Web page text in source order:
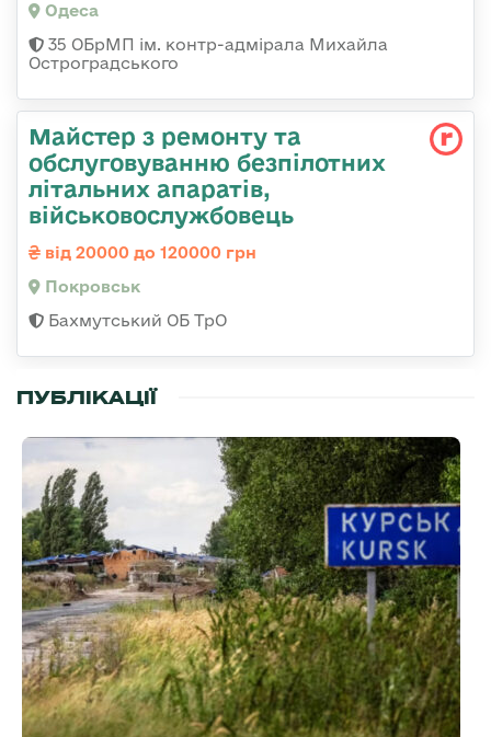
Одеса
35 ОБрМП ім. контр-адмірала Михайла
Остроградського
Майстер з ремонту та
обслуговуванню безпілотних
літальних апаратів,
військовослужбовець
від 20000 до 120000 грн
Покровськ
Бахмутський ОБ ТрО
ПУБЛІКАЦІЇ